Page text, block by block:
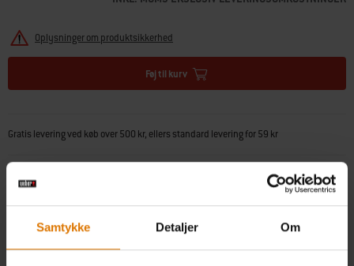
Samtykke Detaljer Om
Oplysninger om produktsikkerhed
Føj til kurv
Gratis levering ved køb over 500 kr, ellers standard levering for 59 kr
Pakker leveres indenfor 5-8 arbejdsdage. Levering af grill sker med fragtmand efter
aftale indenfor 1-2 uger
Gratis returnering (mere information)